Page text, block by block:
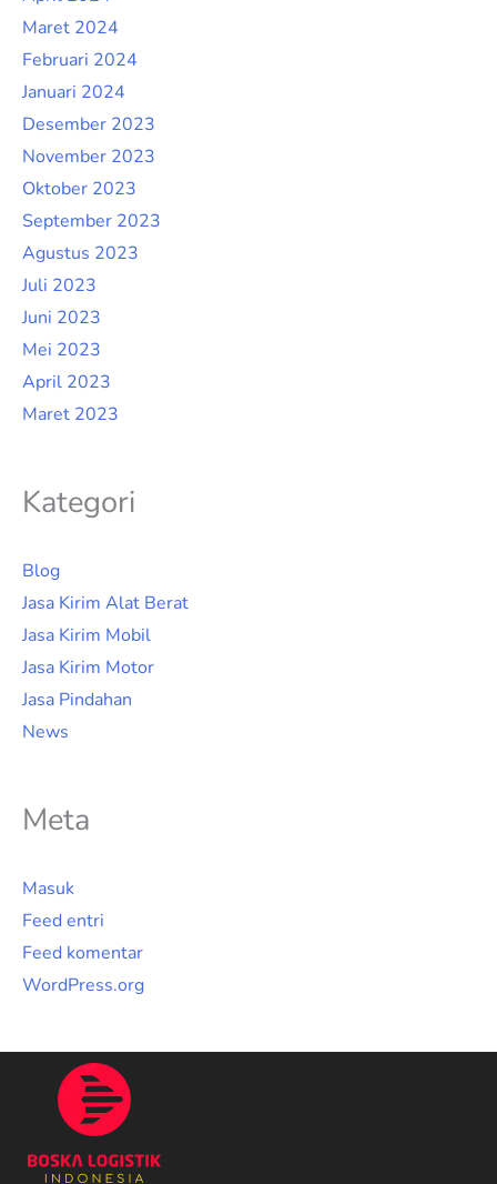
Maret 2024
Februari 2024
Januari 2024
Desember 2023
November 2023
Oktober 2023
September 2023
Agustus 2023
Juli 2023
Juni 2023
Mei 2023
April 2023
Maret 2023
Kategori
Blog
Jasa Kirim Alat Berat
Jasa Kirim Mobil
Jasa Kirim Motor
Jasa Pindahan
News
Meta
Masuk
Feed entri
Feed komentar
WordPress.org